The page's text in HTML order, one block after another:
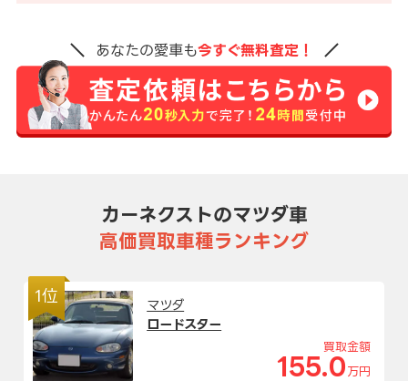
あなたの愛車も今すぐ無料査定！
カーネクストのマツダ車
高価買取車種ランキング
1位
マツダ
ロードスター
買取金額
155.0 万円